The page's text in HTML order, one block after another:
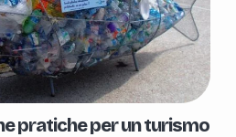
pratiche per un turismo